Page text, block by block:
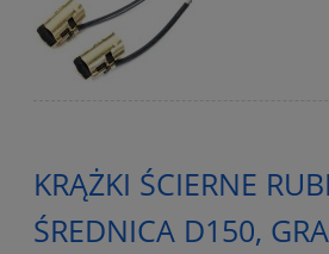
KRĄŻKI ŚCIERNE
ŚREDNICA D150,